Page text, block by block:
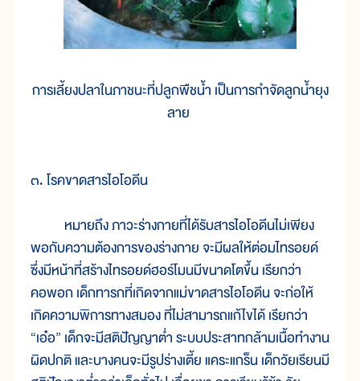
การเลี้ยงปลาในภาชนะที่ปลูกพืชน้ำ เป็นการกำจัดลูกน้ำยุง
ลาย
๓. โรคขาดสารไอโอดีน
หมายถึง ภาวะร่างกายที่ได้รับสารไอโอดีนไม่เพียง
พอกับความต้องการของร่างกาย จะมีผลให้ต่อมไทรอยด์
ซึ่งมีหน้าที่สร้างไทรอยด์ฮอร์โมนมีขนาดโตขึ้น เรียกว่า
คอพอก เด็กทารกที่เกิดจากแม่ขาดสารไอโอดีน จะก่อให้
เกิดความพิการทางสมอง ที่ไม่สามารถแก้ไขได้ เรียกว่า
“เอ๋อ” เด็กจะมีสติปัญญาต่ำ ระบบประสาทกล้ามเนื้อทำงาน
ผิดปกติ และบางคนจะมีรูปร่างเตี้ย แคระแกร็น เด็กวัยเรียนมี